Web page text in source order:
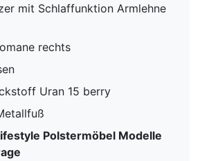
mit Schlaffunktion Armlehne
rechts
Uran 15 berry
Polstermöbel Modelle